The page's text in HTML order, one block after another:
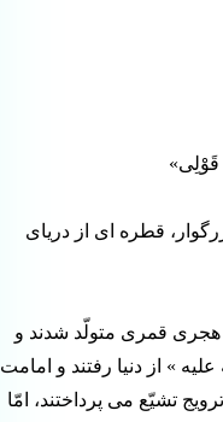
قطره ای از دریای
هجری قمری متولّد شدند و
» از دنیا رفتند و امامت
به ترویج تشیّع می پرداختند، امّا